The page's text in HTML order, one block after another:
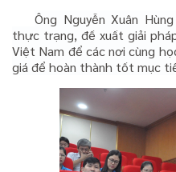
Ông Nguyễn Xuân
thực trạng, đề xuất giải
Việt Nam để các nơi cùng
giá để hoàn thành tốt mục